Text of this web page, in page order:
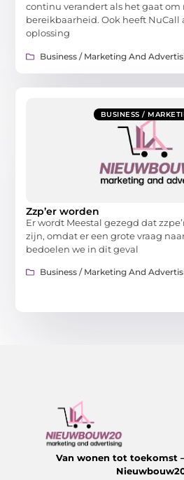
continu verandert als het gaat
bereikbaarheid. Ook heeft NuCall
oplossing
Business / Marketing And
BUSINESS /
Zzp’er worden
Er wordt Meestal gezegd dat
zijn, omdat er een grote vraag
bedoelen we in dit geval
Business / Marketing And
Van wonen tot toekomst